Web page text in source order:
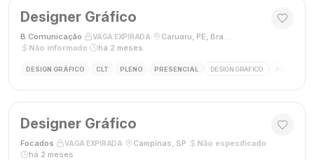
Designer Gráfico
B Comunicação VAGA EXPIRADA Caruaru, PE, Brasil
Não informado
há 2 meses
DESIGN GRÁFICO CLT PLENO PRESENCIAL DESIGN GRÁFICO ADOBE
Designer Gráfico
Focados VAGA EXPIRADA Campinas, SP Não especificado
há 2 meses